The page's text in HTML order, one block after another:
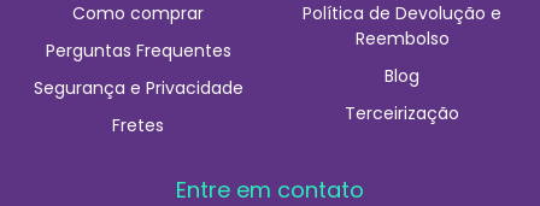
Como comprar
Perguntas Frequentes
Segurança e Privacidade
Fretes
Política de Devolução e
Reembolso
Blog
Terceirização
Entre em contato